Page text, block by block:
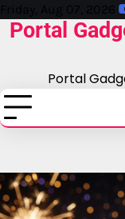
Skip
to
Friday, Aug 07, 2026
Portal
Portal